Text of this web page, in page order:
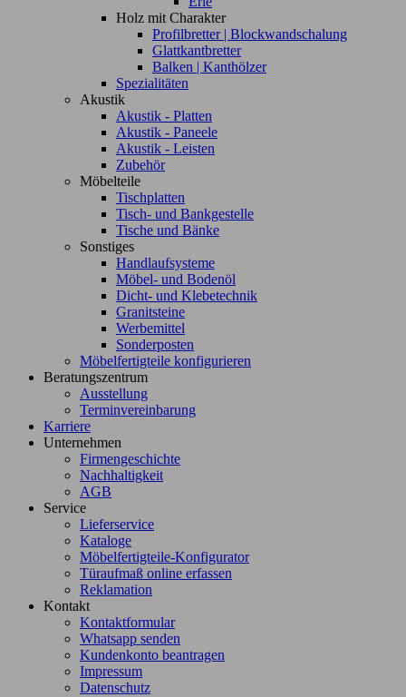
Holz mit Charakter
Profilbretter | Blockwandschalung
Glattkantbretter
Balken | Kanthölzer
Spezialitäten
Akustik
Akustik - Platten
Akustik - Paneele
Akustik - Leisten
Zubehör
Möbelteile
Tischplatten
Tisch- und Bankgestelle
Tische und Bänke
Sonstiges
Handlaufsysteme
Möbel- und Bodenöl
Dicht- und Klebetechnik
Granitsteine
Werbemittel
Sonderposten
Möbelfertigteile konfigurieren
Beratungszentrum
Ausstellung
Terminvereinbarung
Karriere
Unternehmen
Firmengeschichte
Nachhaltigkeit
AGB
Service
Lieferservice
Kataloge
Möbelfertigteile-Konfigurator
Türaufmaß online erfassen
Reklamation
Kontakt
Kontaktformular
Whatsapp senden
Kundenkonto beantragen
Impressum
Datenschutz